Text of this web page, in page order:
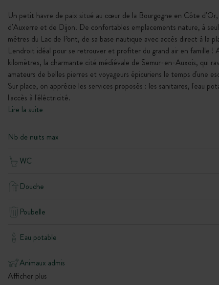
Un petit havre de paix situé au cœur de la Bourgogne en Côte d'Or,
d'Auxerre et de Dijon. De confortables emplacements nature, à
mètres du Lac de Pont, de sa base nautique avec accès direct à la
L'endroit idéal pour se retrouver et profiter du grand air en famille !
kilomètres, la charmante cité médiévale de Semur-en-Auxois, qui
amateurs de belles pierres et voyageurs épicuriens le temps d'une
Sur place, on apprécie les services proposés : les sanitaires, l'eau
l'accès à l'éléctricité.
Lire la suite
Nb de nuits max
WC
Douche
Poubelle
Eau potable
Animaux admis
Afficher plus